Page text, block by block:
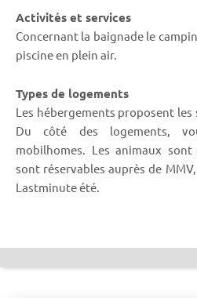
Activités et services
Concernant la baignade le
piscine en plein air.
Types de logements
Les hébergements proposent les
Du côté des logements,
mobilhomes. Les animaux
sont réservables auprès de
Lastminute été.